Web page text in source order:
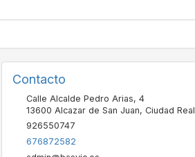
Contacto
Calle Alcalde Pedro Arias, 4
13600 Alcazar de San Juan, Ciudad Real
926550747
676872582